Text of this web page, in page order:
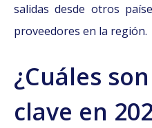
salidas desde otros
proveedores en la región.
¿Cuáles
clave en